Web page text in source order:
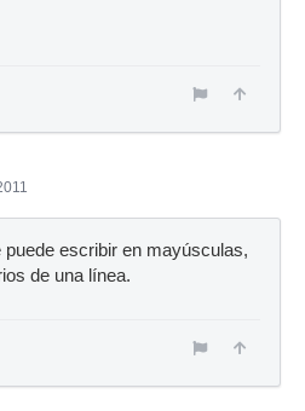
puede escribir en mayúsculas,
de una línea.